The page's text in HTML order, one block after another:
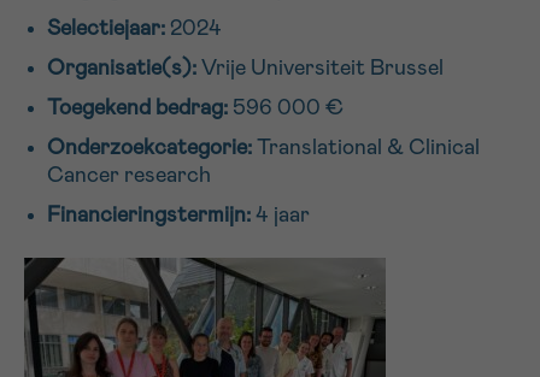
Selectiejaar: 2024
Organisatie(s): Vrije Universiteit Brussel
Toegekend bedrag: 596 000 €
Onderzoekcategorie: Translational & Clinical
Cancer research
Financieringstermijn: 4 jaar
EMAIL
MIJN VRAAG
16h-18h
Verder